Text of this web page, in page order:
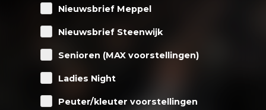
Nieuwsbrief Meppel
Nieuwsbrief Steenwijk
Senioren (MAX voorstellingen)
Ladies Night
Peuter/kleuter voorstellingen